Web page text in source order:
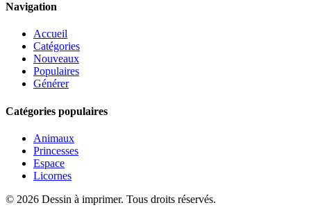
Navigation
Accueil
Catégories
Nouveaux
Populaires
Générer
Catégories populaires
Animaux
Princesses
Espace
Licornes
© 2026 Dessin à imprimer. Tous droits réservés.